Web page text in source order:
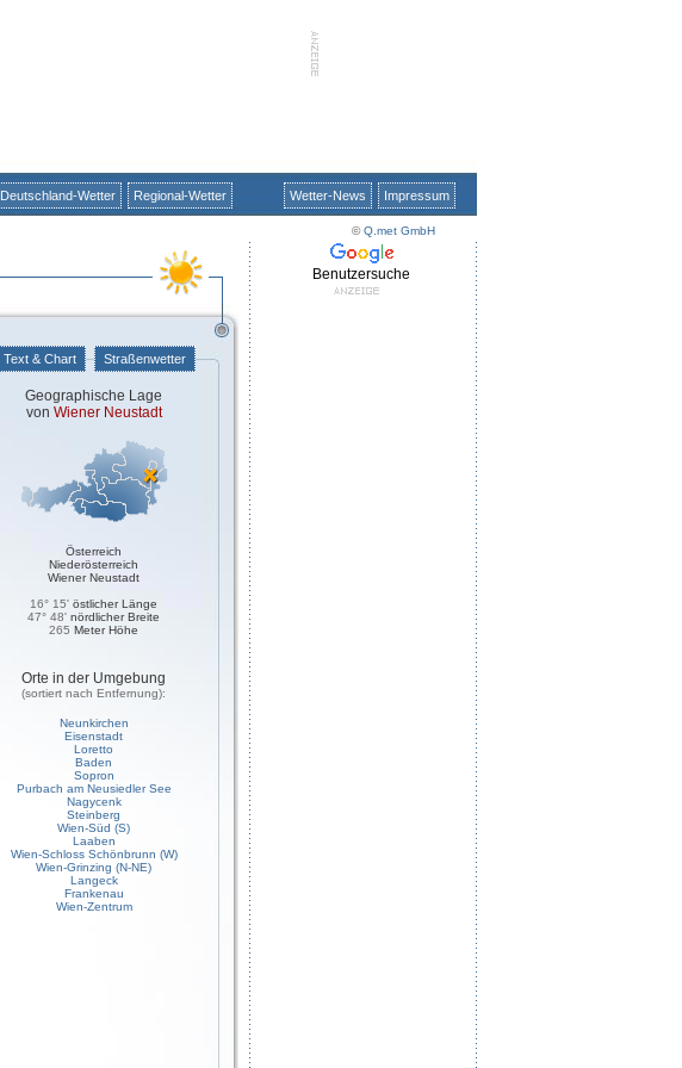
Deutschland-Wetter Regional-Wetter Wetter-News Impressum
©Q.met GmbH
Text & Chart Straßenwetter
Geographische Lage
von Wiener Neustadt
Österreich
Niederösterreich
Wiener Neustadt
16° 15' östlicher Länge
47° 48' nördlicher Breite
265 Meter Höhe
Orte in der Umgebung
(sortiert nach Entfernung):
Neunkirchen
Eisenstadt
Loretto
Baden
Sopron
Purbach am Neusiedler See
Nagycenk
Steinberg
Wien-Süd (S)
Laaben
Wien-Schloss Schönbrunn (W)
Wien-Grinzing (N-NE)
Langeck
Frankenau
Wien-Zentrum
Benutzersuche